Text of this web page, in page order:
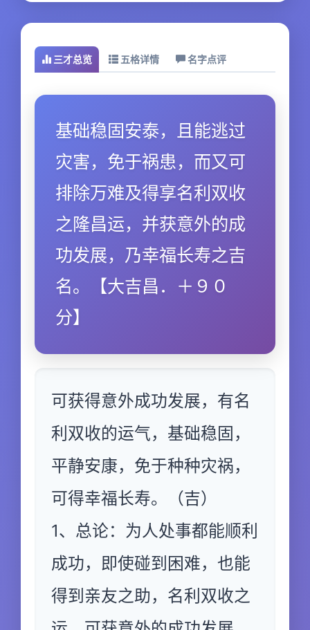
三才总览 五格详情 名字点评
基础稳固安泰，且能逃过
灾害，免于祸患，而又可
排除万难及得享名利双收
之隆昌运，并获意外的成
功发展，乃幸福长寿之吉
名。【大吉昌．＋９０
分】
可获得意外成功发展，有名
利双收的运气，基础稳固，
平静安康，免于种种灾祸，
可得幸福长寿。（吉）
1、总论：为人处事都能顺利
成功，即使碰到困难，也能
得到亲友之助，名利双收之